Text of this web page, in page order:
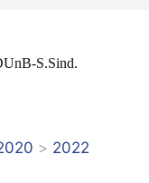
S.Sind.
> 2022